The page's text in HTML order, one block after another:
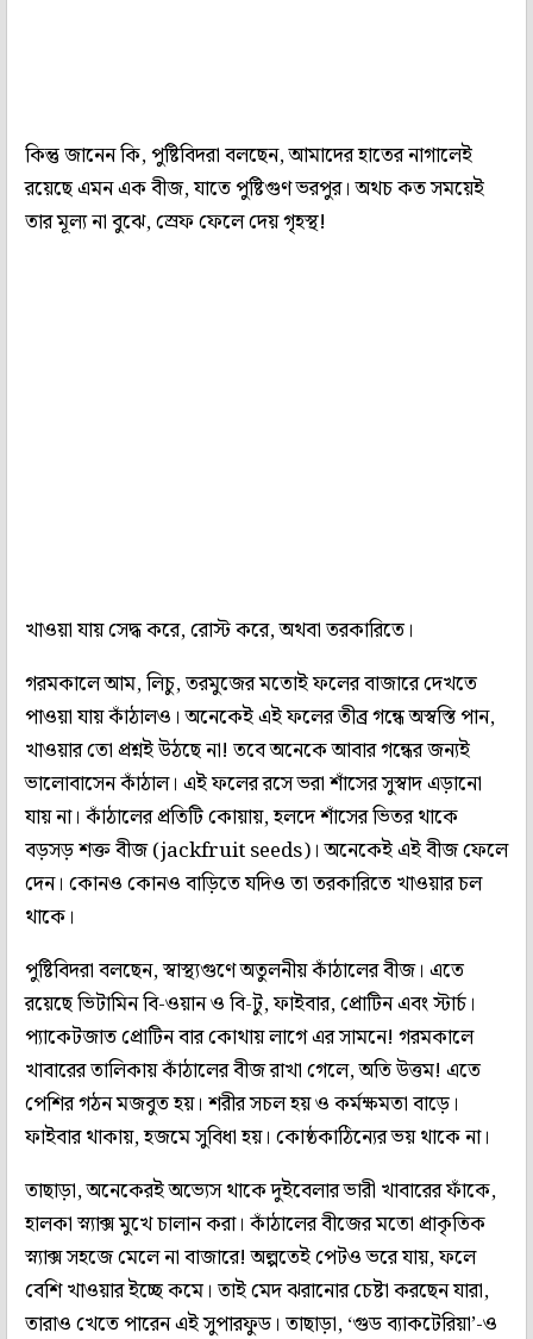
কিন্তু জানেন কি, পুষ্টিবিদরা বলছেন, আমাদের হাতের নাগালেই
রয়েছে এমন এক বীজ, যাতে পুষ্টিগুণ ভরপুর। অথচ কত সময়েই
তার মূল্য না বুঝে, স্রেফ ফেলে দেয় গৃহস্থ!
খাওয়া যায় সেদ্ধ করে, রোস্ট করে, অথবা তরকারিতে।
গরমকালে আম, লিচু, তরমুজের মতোই ফলের বাজারে দেখতে
পাওয়া যায় কাঁঠালও। অনেকেই এই ফলের তীব্র গন্ধে অস্বস্তি পান,
খাওয়ার তো প্রশ্নই উঠছে না! তবে অনেকে আবার গন্ধের জন্যই
ভালোবাসেন কাঁঠাল। এই ফলের রসে ভরা শাঁসের সুস্বাদ এড়ানো
যায় না। কাঁঠালের প্রতিটি কোয়ায়, হলদে শাঁসের ভিতর থাকে
বড়সড় শক্ত বীজ (jackfruit seeds)। অনেকেই এই বীজ ফেলে
দেন। কোনও কোনও বাড়িতে যদিও তা তরকারিতে খাওয়ার চল
থাকে।
পুষ্টিবিদরা বলছেন, স্বাস্থ্যগুণে অতুলনীয় কাঁঠালের বীজ। এতে
রয়েছে ভিটামিন বি-ওয়ান ও বি-টু, ফাইবার, প্রোটিন এবং স্টার্চ।
প্যাকেটজাত প্রোটিন বার কোথায় লাগে এর সামনে! গরমকালে
খাবারের তালিকায় কাঁঠালের বীজ রাখা গেলে, অতি উত্তম! এতে
পেশির গঠন মজবুত হয়। শরীর সচল হয় ও কর্মক্ষমতা বাড়ে।
ফাইবার থাকায়, হজমে সুবিধা হয়। কোষ্ঠকাঠিন্যের ভয় থাকে না।
তাছাড়া, অনেকেরই অভ্যেস থাকে দুইবেলার ভারী খাবারের ফাঁকে,
হালকা স্ন্যাক্স মুখে চালান করা। কাঁঠালের বীজের মতো প্রাকৃতিক
স্ন্যাক্স সহজে মেলে না বাজারে! অল্পতেই পেটও ভরে যায়, ফলে
বেশি খাওয়ার ইচ্ছে কমে। তাই মেদ ঝরানোর চেষ্টা করছেন যারা,
তারাও খেতে পারেন এই সুপারফুড। তাছাড়া, ‘গুড ব্যাকটেরিয়া’-ও